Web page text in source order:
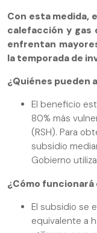
Con esta medida,
calefacción y gas
enfrentan
la temporada de
¿Quiénes pueden
El beneficio
80% más
(RSH). Para
subsidio
Gobierno
¿Cómo funcionará
El subsidio se
equivalente a